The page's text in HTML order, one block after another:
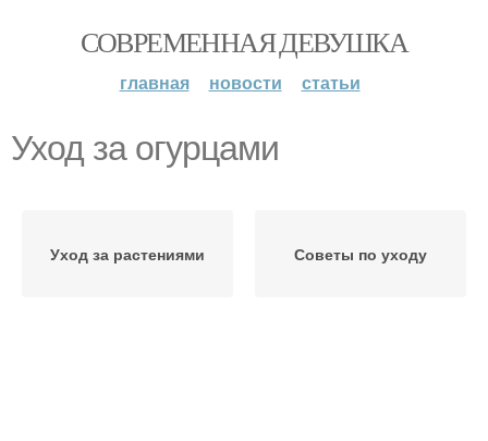
СОВРЕМЕННАЯ ДЕВУШКА
главная новости статьи
Уход за огурцами
Уход за растениями Советы по уходу